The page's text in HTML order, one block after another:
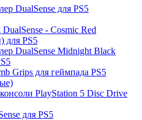
DualSense для PS5
- Cosmic Red
для PS5
DualSense Midnight Black
Grips для геймпада PS5
PlayStation 5 Disc Drive
для PS5